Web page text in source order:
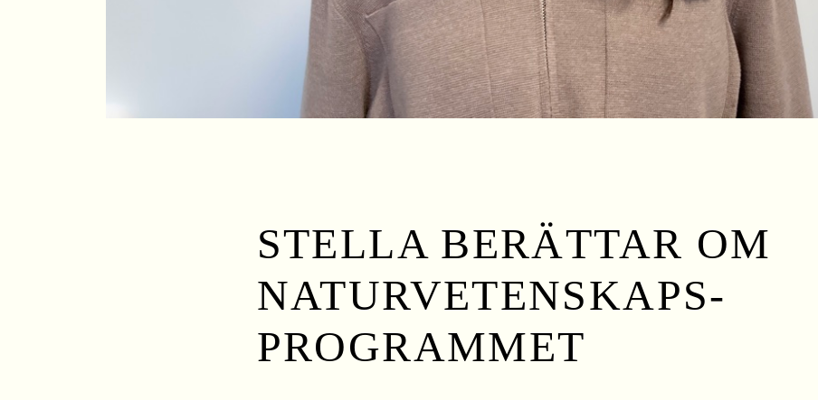
STELLA BERÄTTAR OM
NATURVETENSKAPS-
PROGRAMMET